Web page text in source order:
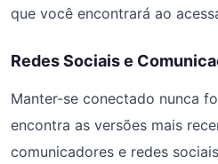
que você encontrará ao
Redes Sociais e
Manter-se conectado nunca
encontra as versões mais
comunicadores e redes